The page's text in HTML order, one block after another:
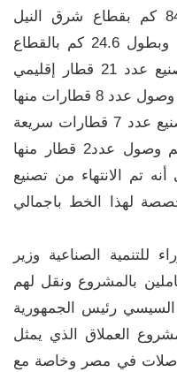
قضبان السكة بطول 84.3 كم بقطاع شرق النيل
وبطول 18 كم بقطاع غرب النيل وبطول 24.6 كم بالقطاع
الشمالى ، كما تم الانتهاء من تصنيع عدد 21 قطار إقليمي
(ديزيرو) من اجمالي 34 قطار وتم وصول عدد 8 قطارات منها
مخصص للخط وتم الانتهاء من تصنيع عدد 7 قطارات سريعة
(فيلارو) من إجمالي 15 قطار وتم وصول عدد2 قطار منها
تم الانتهاء من تصنيع
لهذا الخط باجمالي
الصناعية وزير
بالمشروع ونقل لهم
رئيس الجمهورية
العملاق الذي يمثل
في مصر وخاصة مع